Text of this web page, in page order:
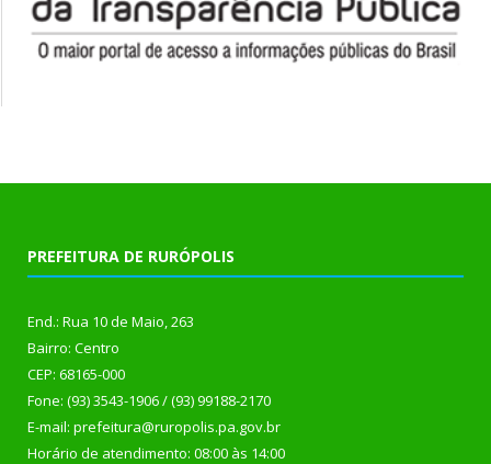
PREFEITURA DE RURÓPOLIS
End.: Rua 10 de Maio, 263
Bairro: Centro
CEP: 68165-000
Fone: (93) 3543-1906 / (93) 99188-2170
E-mail: prefeitura@ruropolis.pa.gov.br
Horário de atendimento: 08:00 às 14:00